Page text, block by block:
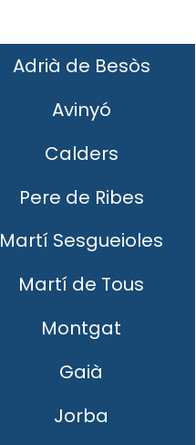
Adrià de Besòs
Avinyó
Calders
Pere de Ribes
Martí Sesgueioles
Martí de Tous
Montgat
Gaià
Jorba